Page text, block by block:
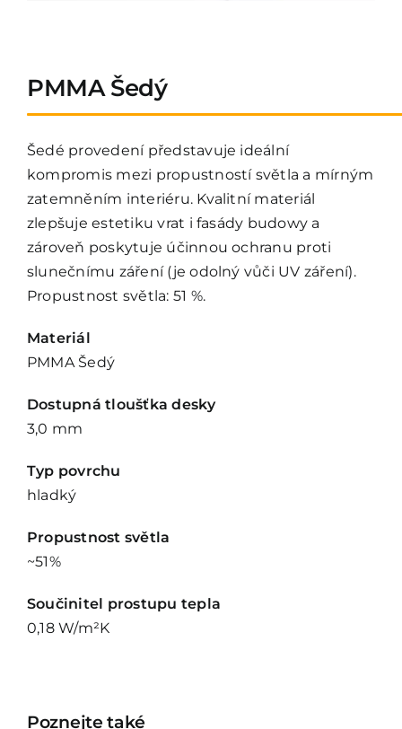
PMMA Šedý
Šedé provedení představuje ideální
kompromis mezi propustností světla a mírným
zatemněním interiéru. Kvalitní materiál
zlepšuje estetiku vrat i fasády budowy a
zároveň poskytuje účinnou ochranu proti
slunečnímu záření (je odolný vůči UV záření).
Propustnost světla: 51 %.
Materiál
PMMA Šedý
Dostupná tloušťka desky
3,0 mm
Typ povrchu
hladký
Propustnost světla
~51%
Součinitel prostupu tepla
0,18 W/m²K
Poznejte také